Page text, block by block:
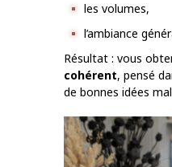
les volumes,
l’ambiance
Résultat : vous
cohérent, pensé
de bonnes idées